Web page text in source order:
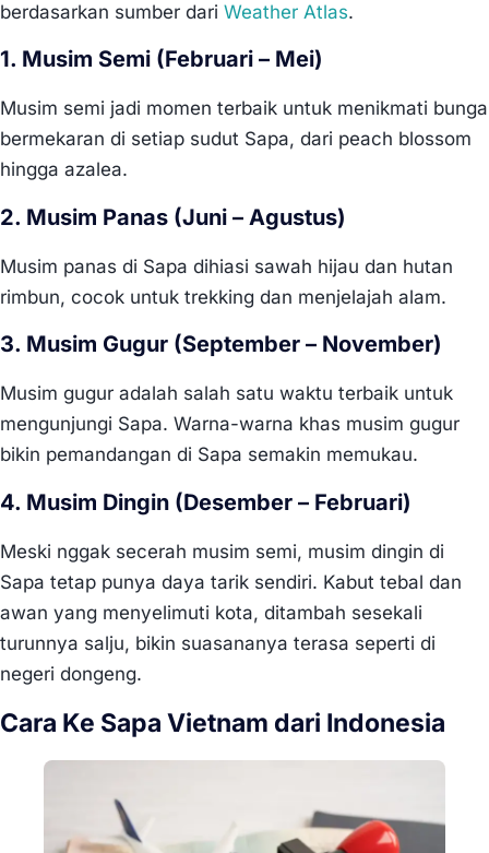
berdasarkan sumber dari Weather Atlas.
1. Musim Semi (Februari – Mei)
Musim semi jadi momen terbaik untuk menikmati bunga
bermekaran di setiap sudut Sapa, dari peach blossom
hingga azalea.
2. Musim Panas (Juni – Agustus)
Musim panas di Sapa dihiasi sawah hijau dan hutan
rimbun, cocok untuk trekking dan menjelajah alam.
3. Musim Gugur (September – November)
Musim gugur adalah salah satu waktu terbaik untuk
mengunjungi Sapa. Warna-warna khas musim gugur
bikin pemandangan di Sapa semakin memukau.
4. Musim Dingin (Desember – Februari)
Meski nggak secerah musim semi, musim dingin di
Sapa tetap punya daya tarik sendiri. Kabut tebal dan
awan yang menyelimuti kota, ditambah sesekali
turunnya salju, bikin suasananya terasa seperti di
negeri dongeng.
Cara Ke Sapa Vietnam dari Indonesia